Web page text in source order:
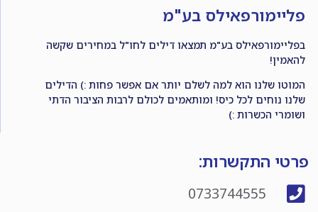
פליימורפאילס בע"מ
בפליימורפאילס בע"מ תמצאו דילים לחו"ל במחירים שקשה
להאמין!
המוטו שלנו הוא למה לשלם יותר אם אפשר פחות :) הדילים
שלנו נוחים לכל כיס! ומותאמים לכולם לרבות הציבור הדתי
ושומרי הכשרות :)
פרטי התקשרות:
0733744555